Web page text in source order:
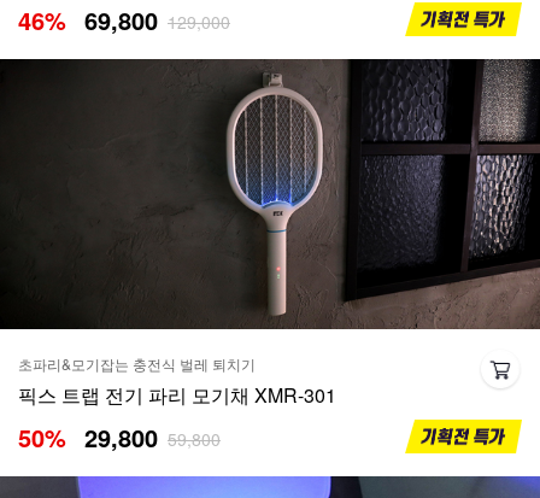
46% 69,800 129,000
초파리&모기잡는 충전식 벌레 퇴치기
픽스 트랩 전기 파리 모기채 XMR-301
50% 29,800 59,800